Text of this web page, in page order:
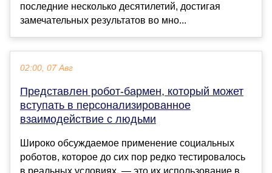
последние несколько десятилетий, достигая
замечательных результатов во мно...
02:00, 07 Авг
Представлен робот-бармен, который может
вступать в персонализированное
взаимодействие с людьми
Широко обсуждаемое применение социальных
роботов, которое до сих пор редко тестировалось
в реальных условиях, — это их использование в